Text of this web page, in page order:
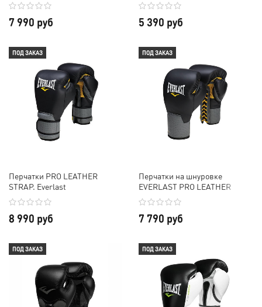
7 990 руб 5 390 руб
ПОД ЗАКАЗ
Перчатки PRO LEATHER
STRAP. Everlast
8 990 руб
ПОД ЗАКАЗ
Перчатки на шнуровке
EVERLAST PRO LEATHER
LACED
7 790 руб
ПОД ЗАКАЗ ПОД ЗАКАЗ